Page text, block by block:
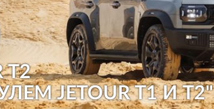
T2
JETOUR T1 И T2"